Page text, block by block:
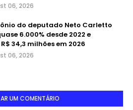
06, 2026
do deputado Neto Carletto
6.000% desde 2022 e
34,3 milhões em 2026
06, 2026
UM COMENTÁRIO